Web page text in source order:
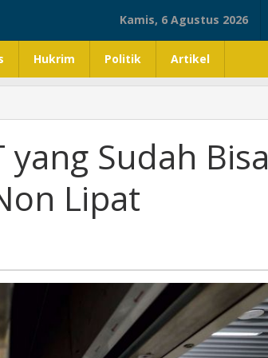
Kamis, 6 Agustus 2026
Hukrim Politik Artikel
yang Sudah Bisa
Lipat